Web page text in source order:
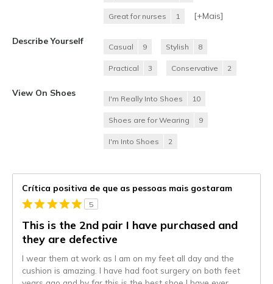
Great for nurses 1 [+Mais]
Describe Yourself
Casual 9 Stylish 8
Practical 3 Conservative 2
View On Shoes
I'm Really Into Shoes 10
Shoes are for Wearing 9
I'm Into Shoes 2
Crítica positiva de que as pessoas mais gostaram
5
This is the 2nd pair I have purchased and
they are defective
I wear them at work as I am on my feet all day and the
cushion is amazing. I have had foot surgery on both feet